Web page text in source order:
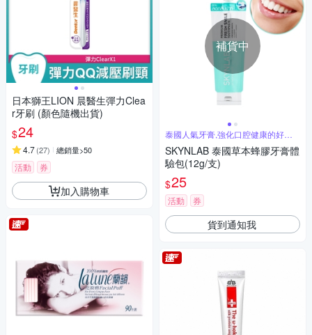
日本獅王LION 晨醫生彈力Clea
r牙刷 (顏色隨機出貨)
$24
4.7(27) 總銷量>50
活動 券
加入購物車
補貨中
泰國人氣牙膏,強化口腔健康的好幫
手
SKYNLAB 泰國草本蜂膠牙膏體
驗包(12g/支)
$25
活動 券
貨到通知我